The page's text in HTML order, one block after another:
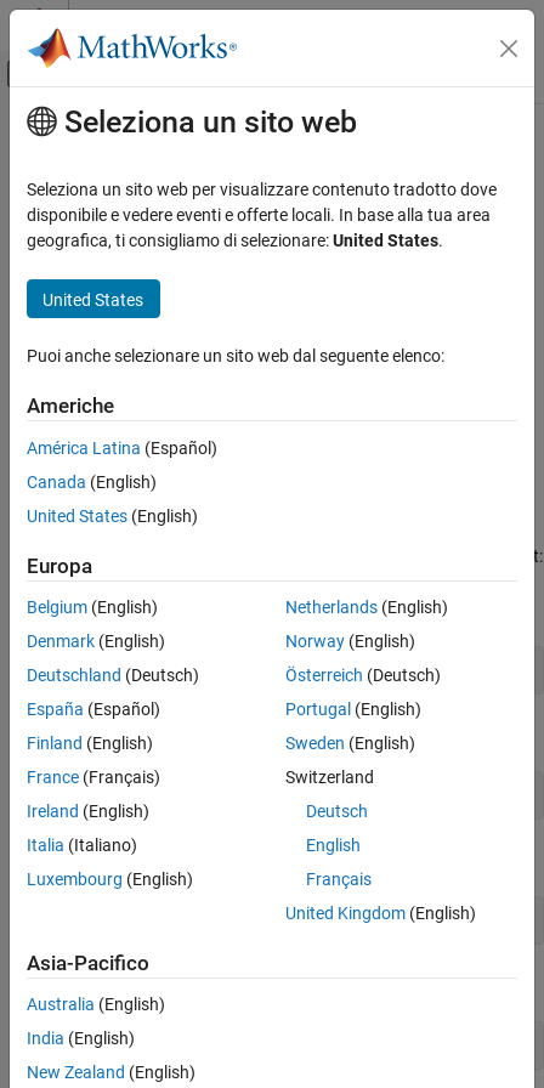
Vai al contenuto
Attiva/disattiva menu di navigazione
Pagina iniziale della documentazione
Polyspace Bug Finder
Running Bug Finder
Bug Finder Analysis with Windows or Linux
ON THIS PAGE
Syntax
Description
Contenuto principale
-v | -version
DisplayPolyspaceversion number
-v
product.
Examples
Display the version number and release of your Polyspace product:
Bug Finder:
polyspace-bug-finder -v
Code Prover:
Bug Finder Server:
polyspace-bug-finder-server -v
Code Prover Server:
polyspace-code-prover-server -v
Seleziona un sito web
Seleziona un sito web per visualizzare contenuto tradotto dove
disponibile e vedere eventi e offerte locali. In base alla tua area
geografica, ti consigliamo di selezionare:United States.
United States
Puoi anche selezionare un sito web dal seguente elenco:
Americhe
América Latina (Español)
Canada (English)
United States (English)
Europa
Belgium (English)
Denmark (English)
Deutschland (Deutsch)
España (Español)
Finland (English)
France (Français)
Ireland (English)
Italia (Italiano)
Luxembourg (English)
Netherlands(English)
Norway(English)
Österreich (Deutsch)
Portugal (English)
Sweden (English)
Switzerland
Deutsch
English
Français
United Kingdom(English)
Asia-Pacifico
Australia (English)
India (English)
New Zealand (English)